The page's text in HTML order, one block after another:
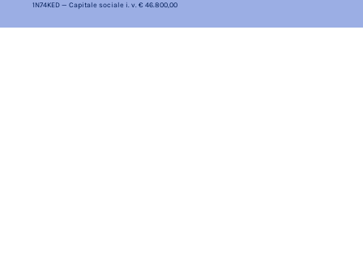
1N74KED — Capitale sociale i. v. € 46.800,00